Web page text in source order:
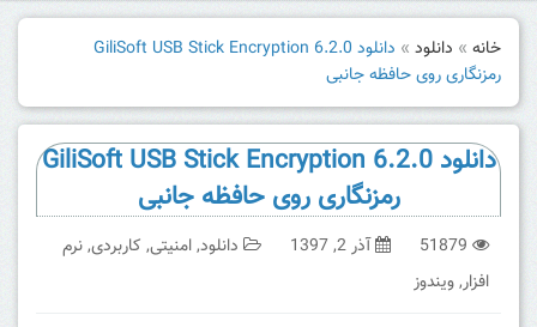
خانه » دانلود »
دانلود GiliSoft USB Stick Encryption 6.2.0
رمزنگاری روی حافظه جانبی
دانلود GiliSoft USB Stick Encryption 6.2.0
رمزنگاری روی حافظه جانبی
51879 آذر 2, 1397 دانلود,امنیتی, کاربردی,نرم
افزار,ویندوز